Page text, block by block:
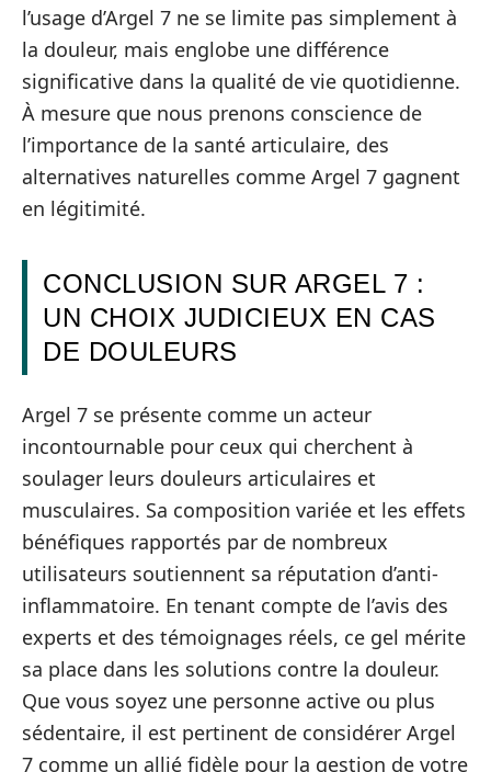
l’usage d’Argel 7 ne se limite pas simplement à
la douleur, mais englobe une différence
significative dans la qualité de vie quotidienne.
À mesure que nous prenons conscience de
l’importance de la santé articulaire, des
alternatives naturelles comme Argel 7 gagnent
en légitimité.
CONCLUSION SUR ARGEL 7 :
UN CHOIX JUDICIEUX EN CAS
DE DOULEURS
Argel 7 se présente comme un acteur
incontournable pour ceux qui cherchent à
soulager leurs douleurs articulaires et
musculaires. Sa composition variée et les effets
bénéfiques rapportés par de nombreux
utilisateurs soutiennent sa réputation d’anti-
inflammatoire. En tenant compte de l’avis des
experts et des témoignages réels, ce gel mérite
sa place dans les solutions contre la douleur.
Que vous soyez une personne active ou plus
sédentaire, il est pertinent de considérer Argel
7 comme un allié fidèle pour la gestion de votre